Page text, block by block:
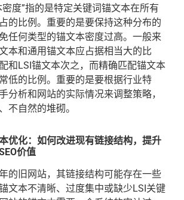
密度”指的是特定关键词锚文本在所有
的比例。重要的是要保持这种分布的
任何类型的锚文本密度过高。一般来
本和通用锚文本应占据相当大的比
和LSI锚文本次之，而精确匹配锚文本
低的比例。重要的是要根据行业特
分析和网站的实际情况来调整策略，
不自然的堆砌。
优化：如何改进现有链接结构，提升
价值
的旧网站，其链接结构可能存在一些
文本不清晰、过度集中或缺少LSI关键